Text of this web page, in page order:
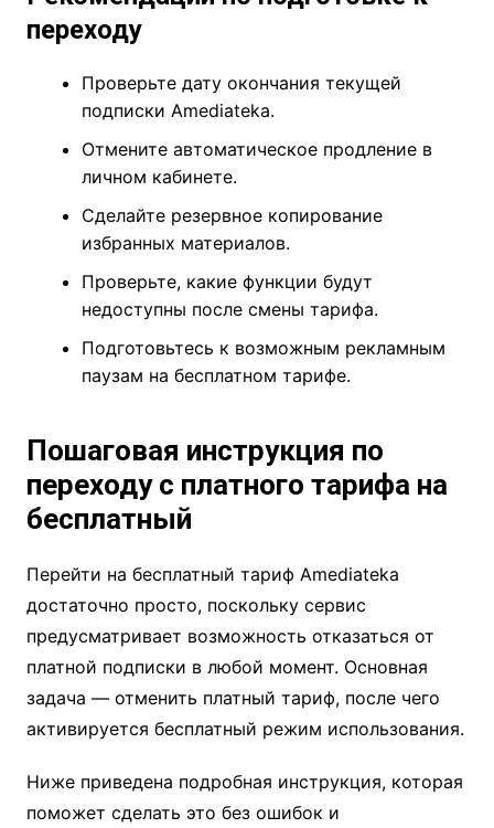
переходу
Проверьте дату окончания текущей
подписки Amediateka.
Отмените автоматическое продление в
личном кабинете.
Сделайте резервное копирование
избранных материалов.
Проверьте, какие функции будут
недоступны после смены тарифа.
Подготовьтесь к возможным рекламным
паузам на бесплатном тарифе.
Пошаговая инструкция по
переходу с платного тарифа на
бесплатный
Перейти на бесплатный тариф Amediateka
достаточно просто, поскольку сервис
предусматривает возможность отказаться от
платной подписки в любой момент. Основная
задача — отменить платный тариф, после чего
активируется бесплатный режим использования.
Ниже приведена подробная инструкция, которая
поможет сделать это без ошибок и